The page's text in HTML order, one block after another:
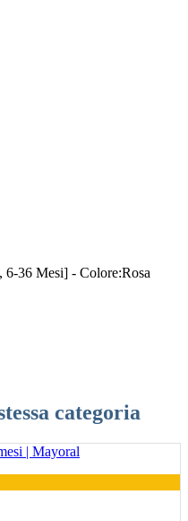
6-36 Mesi] - Colore:Rosa
categoria